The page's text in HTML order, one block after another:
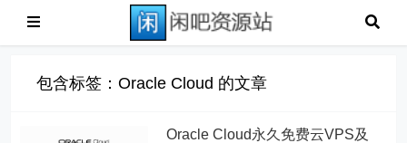
包含标签：Oracle Cloud 的文章
Oracle Cloud永久免费云VPS及